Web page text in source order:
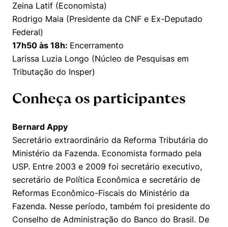
Zeina Latif (Economista)
Rodrigo Maia (Presidente da CNF e Ex-Deputado
Federal)
17h50 às 18h: Encerramento
Larissa Luzia Longo (Núcleo de Pesquisas em
Tributação do Insper)
Conheça os participantes
Bernard Appy
Secretário extraordinário da Reforma Tributária do
Ministério da Fazenda. Economista formado pela
USP. Entre 2003 e 2009 foi secretário executivo,
secretário de Política Econômica e secretário de
Reformas Econômico-Fiscais do Ministério da
Fazenda. Nesse período, também foi presidente do
Conselho de Administração do Banco do Brasil. De